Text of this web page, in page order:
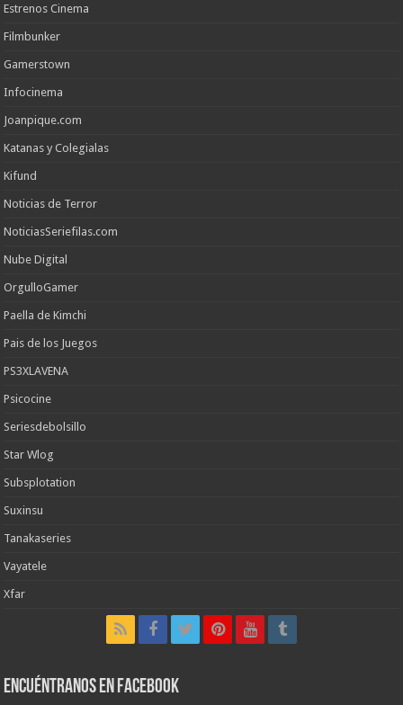
Estrenos Cinema
Filmbunker
Gamerstown
Infocinema
Joanpique.com
Katanas y Colegialas
Kifund
Noticias de Terror
NoticiasSeriefilas.com
Nube Digital
OrgulloGamer
Paella de Kimchi
Pais de los Juegos
PS3XLAVENA
Psicocine
Seriesdebolsillo
Star Wlog
Subsplotation
Suxinsu
Tanakaseries
Vayatele
Xfar
Encuéntranos en Facebook